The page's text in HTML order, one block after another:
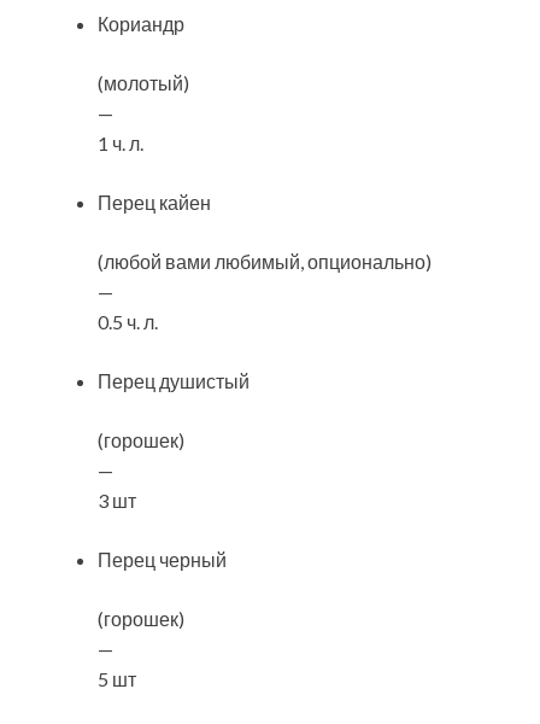
Кориандр
(молотый)
—
1 ч. л.
Перец кайен
(любой вами любимый, опционально)
—
0.5 ч. л.
Перец душистый
(горошек)
—
3 шт
Перец черный
(горошек)
—
5 шт